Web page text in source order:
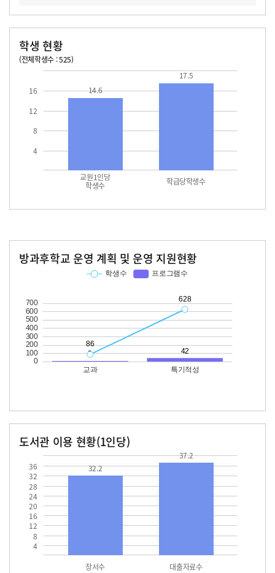
학생 현황
(전체학생수 : 525)
4
8
12
16
교원1인당
학생수 학급당학생수
14.6
17.5
방과후학교 운영 계획 및 운영 지원현황
도서관 이용 현황(1인당)
4
8
12
16
20
24
28
32
36
장서수 대출자료수
32.2
37.2